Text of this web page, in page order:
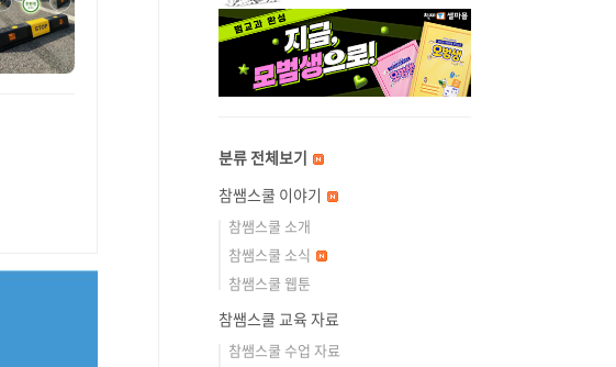
분류 전체보기
참쌤스쿨 이야기
참쌤스쿨 소개
참쌤스쿨 소식
참쌤스쿨 웹툰
참쌤스쿨 교육 자료
참쌤스쿨 수업 자료